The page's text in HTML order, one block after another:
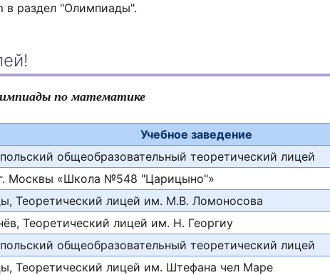
в раздел "Олимпиады".
по математике
Учебное заведение
общеобразовательный теоретический лицей
Москвы «Школа №548 "Царицыно"»
Теоретический лицей им. М.В. Ломоносова
Теоретический лицей им. Н. Георгиу
общеобразовательный теоретический лицей
Теоретический лицей им. Штефана чел Маре